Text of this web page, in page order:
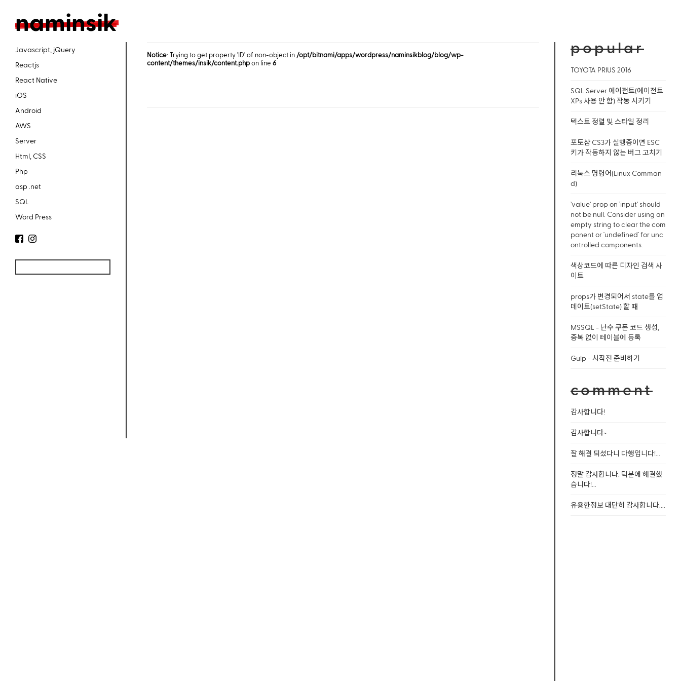
naminsik
Javascript, jQuery
Reactjs
React Native
iOS
Android
AWS
Server
Html, CSS
Php
asp .net
SQL
Word Press
Notice: Trying to get property 'ID' of non-object in /opt/bitnami/apps/wordpress/naminsikblog/blog/wp-
content/themes/insik/content.php on line 6
popular
TOYOTA PRIUS 2016
SQL Server 에이전트(에이전트
XPs 사용 안 함) 작동 시키기
텍스트 정렬 및 스타일 정리
포토샵 CS3가 실행중이면 ESC
키가 작동하지 않는 버그 고치기
리눅스 명령어(Linux Comman
d)
`value` prop on `input` should
not be null. Consider using an
empty string to clear the com
ponent or `undefined` for unc
ontrolled components.
색상코드에 따른 디자인 검색 사
이트
props가 변경되어서 state를 업
데이트(setState) 할 때
MSSQL - 난수 쿠폰 코드 생성,
중복 없이 테이블에 등록
Gulp - 시작전 준비하기
comment
감사합니다!
감사합니다~
잘 해결 되셨다니 다행입니다!...
정말 감사합니다. 덕분에 해결했
습니다!...
유용한정보 대단히 감사합니다....